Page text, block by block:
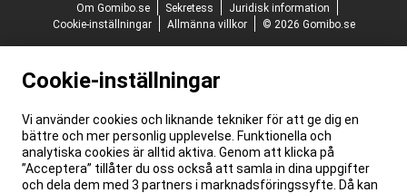
Om Gomibo.se
Sekretess
Juridisk information
Cookie-inställningar
Allmänna villkor © 2026 Gomibo.se
Cookie-inställningar
Vi använder cookies och liknande tekniker för att ge dig en
bättre och mer personlig upplevelse. Funktionella och
analytiska cookies är alltid aktiva. Genom att klicka på
”Acceptera” tillåter du oss också att samla in dina uppgifter
och dela dem med 3 partners i marknadsföringssyfte. Då kan